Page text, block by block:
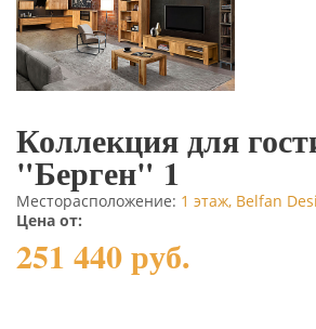
Коллекция для
"Берген" 1
Месторасположение: 1 этаж, Belfan
Цена от:
251 440 руб.